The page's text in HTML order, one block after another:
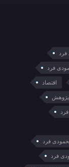
فرد
اقتصاد
پژوهش
فرد
فرد